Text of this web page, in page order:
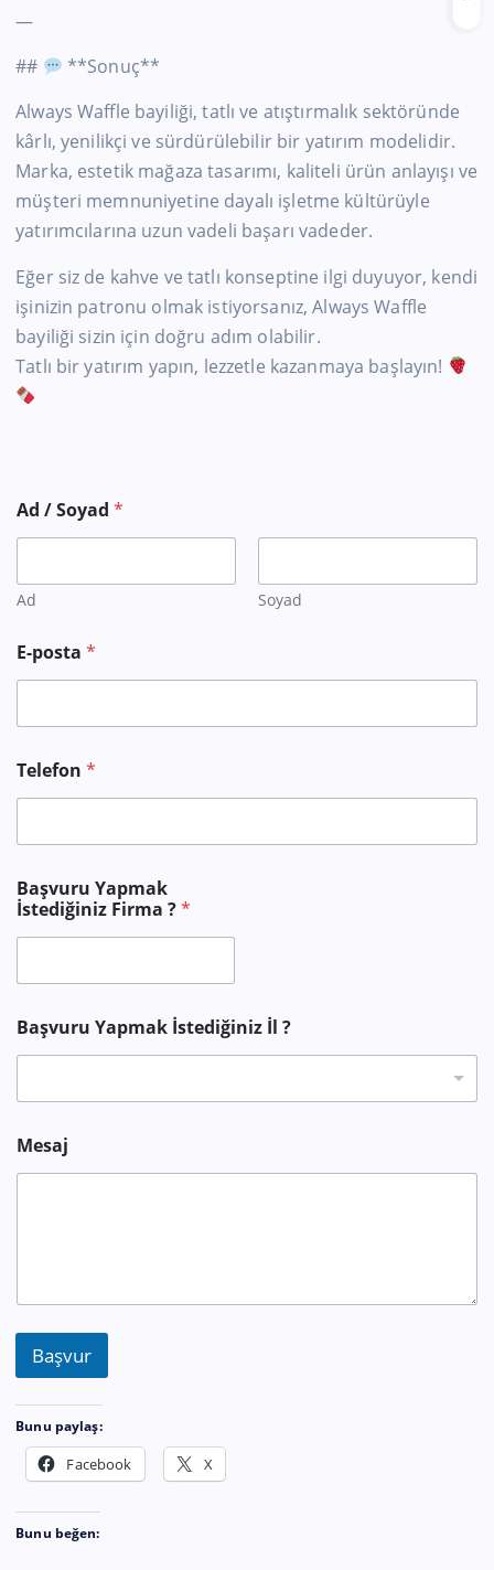
—
##
**Sonuç**
Always Waffle bayiliği, tatlı ve atıştırmalık sektöründe
kârlı, yenilikçi ve sürdürülebilir bir yatırım modelidir.
Marka, estetik mağaza tasarımı, kaliteli ürün anlayışı ve
müşteri memnuniyetine dayalı işletme kültürüyle
yatırımcılarına uzun vadeli başarı vadeder.
Eğer siz de kahve ve tatlı konseptine ilgi duyuyor, kendi
işinizin patronu olmak istiyorsanız, Always Waffle
bayiliği sizin için doğru adım olabilir.
Tatlı bir yatırım yapın, lezzetle kazanmaya başlayın!
Ad / Soyad*
Ad Soyad
E-posta*
Telefon*
Başvuru Yapmak
İstediğiniz Firma ?*
Başvuru Yapmak İstediğiniz İl ?
Mesaj
Başvur
Bunu paylaş:
Facebook X
Bunu beğen: